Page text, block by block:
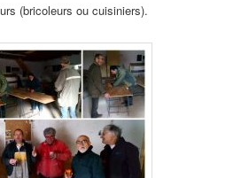
(bricoleurs ou cuisiniers).